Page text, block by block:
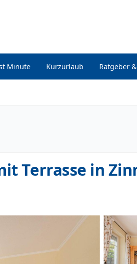
Minute Kurzurlaub Ratgeber
Terrasse in